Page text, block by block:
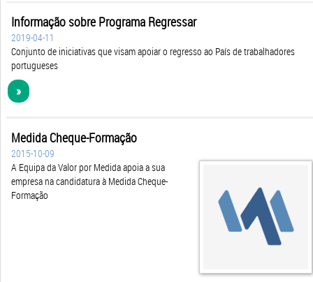
Informação sobre Programa Regressar
2019-04-11
Conjunto de iniciativas que visam apoiar o regresso ao País de trabalhadores
portugueses
»
Medida Cheque-Formação
2015-10-09
A Equipa da Valor por Medida apoia a sua
empresa na candidatura à Medida Cheque-
Formação